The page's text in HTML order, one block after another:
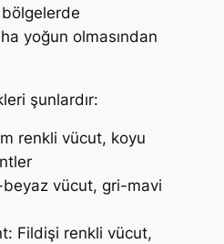
yoğun olmasından
şunlardır:
renkli vücut, koyu
vücut, gri-mavi
Fildişi renkli vücut,